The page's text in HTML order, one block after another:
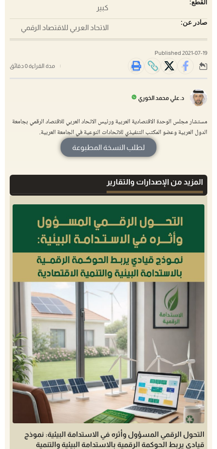
القطع:
كبير
صادر عن:
الاتحاد العربي للاقتصاد الرقمي
Published 2021-07-19
مدة القراءة 0 دقائق
د.علي محمد الخوري
مستشار مجلس الوحدة الاقتصادية العربية ورئيس الاتحاد العربي للاقتصاد الرقمي بجامعة
الدول العربية وعضو المكتب التنفيذي للاتحادات النوعية في الجامعة العربية.
لطلب النسخة المطبوعة
المزيد من الإصدارات والتقارير
التحول الرقمي المسؤول وأثره في الاستدامة البيئية: نموذج
قيادي يربط الحوكمة الرقمية بالاستدامة البيئية والتنمية